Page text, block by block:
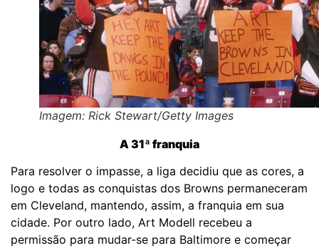
Imagem: Rick Stewart/Getty Images
A 31ª franquia
Para resolver o impasse, a liga decidiu que as cores, a
logo e todas as conquistas dos Browns permaneceram
em Cleveland, mantendo, assim, a franquia em sua
cidade. Por outro lado, Art Modell recebeu a
permissão para mudar-se para Baltimore e começar